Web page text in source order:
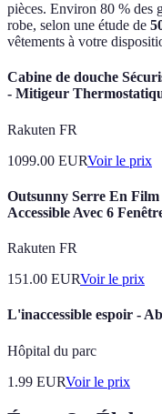
pièces. Environ 80 % des
robe, selon une étude de
vêtements à votre
Cabine de douche
- Mitigeur
Rakuten FR
1099.00 EURVoir le prix
Outsunny Serre En
Accessible Avec 6
Rakuten FR
151.00 EURVoir le prix
L'inaccessible espoir -
Hôpital du parc
1.99 EURVoir le prix